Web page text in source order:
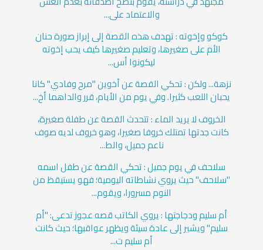
والاعتماد على...
كوكو وإخوته : تهدف هذه القصة إلى إبراز صورة حنان
الأم على صغيرها، وتعليم صغيرها كيف يحب إخوته
ليكونوا أس...
نزهة... ولكن : تحكي القصة عن أخوين "مرح وفادي" كانا
يحبان اللعب كثيرا. وفي يوم من الأيام، قرر والداهما أخ...
الخروف لا يريد الماء : تتحدث القصة عن طفلة صغيرة،
كانت جدتها تمتلك خروفا صغيرا، وهو خروف لديه صوف
ناعم جميل، والط...
سلاحف في يوم جميل : تحكي القصة عن طفل اسمه
"سلاحف" حيث يروي نشاطاته اليومية؛ فهو يستيقظ من
النوم مسرورا، ويقوم...
أم سليم ودجاجتها : يروي الكاتب قصه عجوز تدعى: "أم
سليم" ويشير إلى عادة سيئة ويظهر عواقبها؛ حيث كانت
أم سليم ت...